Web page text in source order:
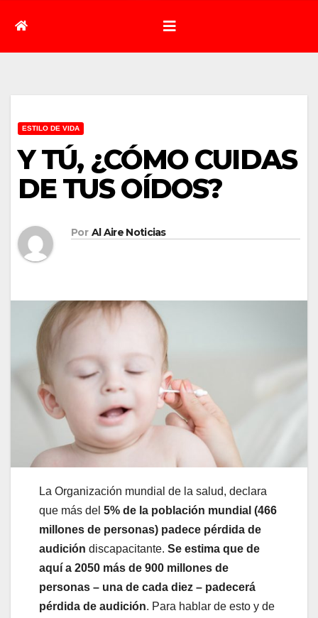
ESTILO DE VIDA
Y TÚ, ¿CÓMO CUIDAS
DE TUS OÍDOS?
Por Al Aire Noticias
La Organización mundial de la salud, declara
que más del 5% de la población mundial (466
millones de personas) padece pérdida de
audición discapacitante. Se estima que de
aquí a 2050 más de 900 millones de
personas – una de cada diez – padecerá
pérdida de audición. Para hablar de esto y de